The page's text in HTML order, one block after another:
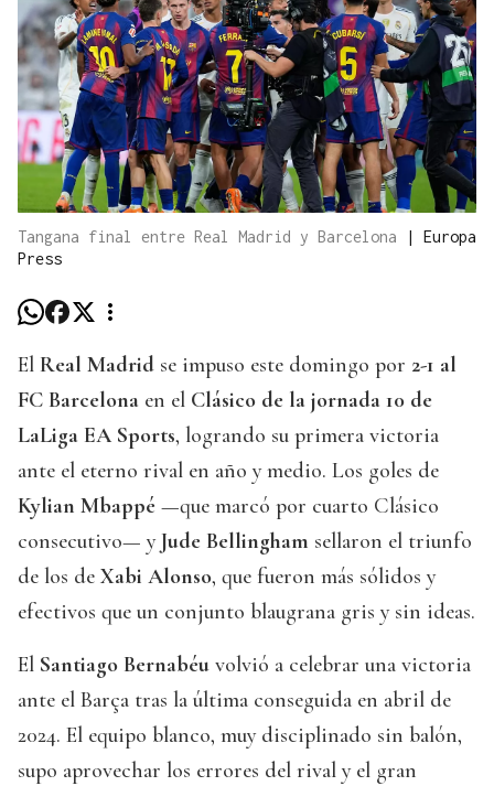
Tangana final entre Real Madrid y Barcelona | Europa
Press
El Real Madrid se impuso este domingo por 2-1 al
FC Barcelona en el Clásico de la jornada 10 de
LaLiga EA Sports, logrando su primera victoria
ante el eterno rival en año y medio. Los goles de
Kylian Mbappé —que marcó por cuarto Clásico
consecutivo— yJude Bellingham sellaron el triunfo
de los de Xabi Alonso, que fueron más sólidos y
efectivos que un conjunto blaugrana gris y sin ideas.
El Santiago Bernabéu volvió a celebrar una victoria
ante el Barça tras la última conseguida en abril de
2024. El equipo blanco, muy disciplinado sin balón,
supo aprovechar los errores del rival y el gran